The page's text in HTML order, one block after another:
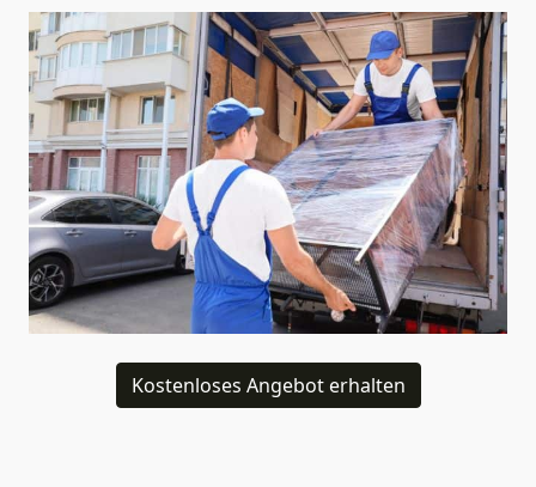
Kostenloses Angebot erhalten